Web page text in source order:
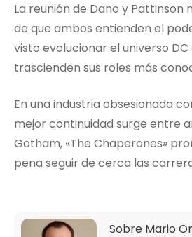
La reunión de Dano y Pattinson
de que ambos entienden el
visto evolucionar el universo
trascienden sus roles más
En una industria obsesionada
mejor continuidad surge entre
Gotham, «The Chaperones»
pena seguir de cerca las
Sobre Mario